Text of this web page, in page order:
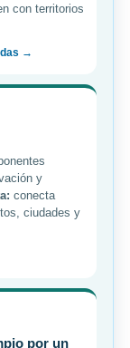
con territorios
→
y
conecta
ciudades y
por un